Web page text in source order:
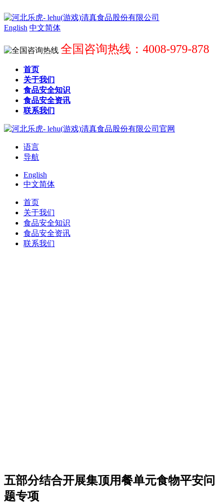
English 中文简体
全国咨询热线：4008-979-878
首页
关于我们
食品安全知识
食品安全资讯
联系我们
语言
导航
English
中文简体
首页
关于我们
食品安全知识
食品安全资讯
联系我们
五部分结合开展集顶用餐单元食物平安问
题专项